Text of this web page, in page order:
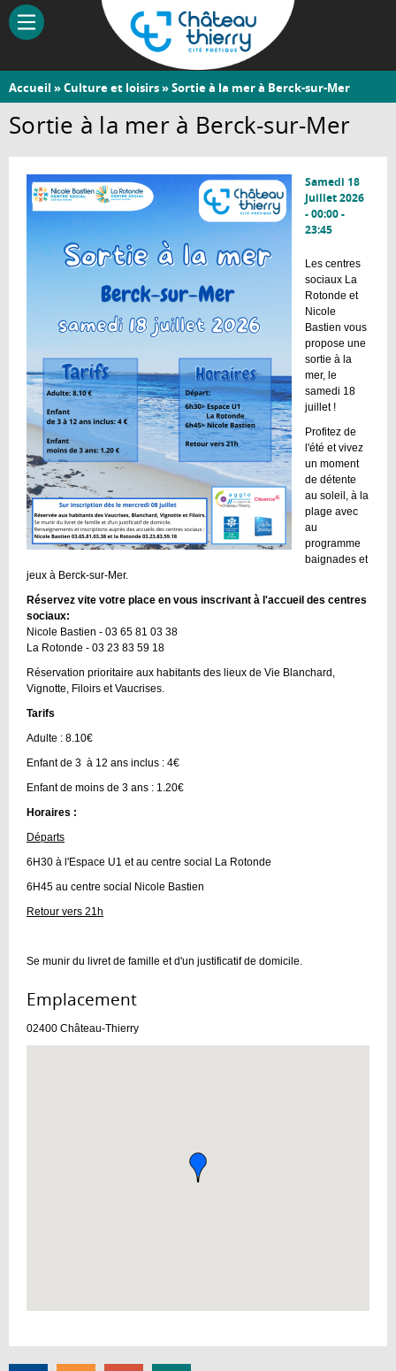
Aller
contenu
Château-
Thierry
Vous
êtes
ici
Accueil »Culture et loisirs» Sortie à la mer à Berck-sur-Mer
Sortie à la mer à Berck-sur-Mer
Samedi 18
Juillet 2026
-00:00-
23:45
Les centres
sociaux La
Rotonde et
Nicole
Bastien vous
propose une
sortie à la
mer, le
samedi 18
juillet !
Profitez de
l'été et vivez
un moment
de détente
au soleil, à la
plage avec
au
programme
baignades et
jeux à Berck-sur-Mer.
Réservez vite votre place en vous inscrivant à l'accueil des centres
sociaux:
Nicole Bastien - 03 65 81 03 38
La Rotonde - 03 23 83 59 18
Réservation prioritaire aux habitants des lieux de Vie Blanchard,
Vignotte, Filoirs et Vaucrises.
Tarifs
Adulte : 8.10€
Enfant de 3 à 12 ans inclus : 4€
Enfant de moins de 3 ans : 1.20€
Horaires :
Départs
6H30 à l'Espace U1 et au centre social La Rotonde
6H45 au centre social Nicole Bastien
Retour vers 21h
Se munir du livret de famille et d'un justificatif de domicile.
Emplacement :
02400 Château-Thierry